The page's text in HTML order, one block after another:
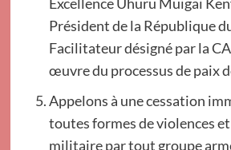
Président de la République
Facilitateur désigné par la
œuvre du processus de paix
Appelons à une cessation
toutes formes de violences
militaire par tout groupe